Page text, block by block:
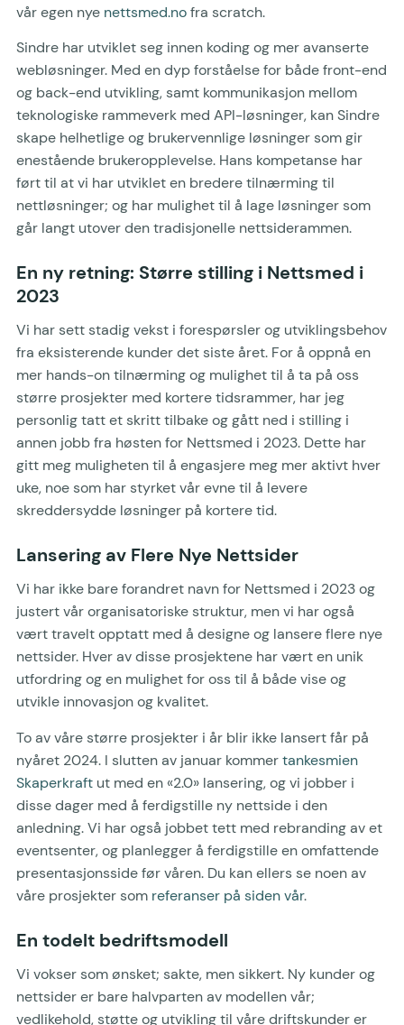
vår egen nye nettsmed.nofra scratch.
Sindre har utviklet seg innen koding og mer avanserte
webløsninger. Med en dyp forståelse for både front-end
og back-end utvikling, samt kommunikasjon mellom
teknologiske rammeverk med API-løsninger, kan Sindre
skape helhetlige og brukervennlige løsninger som gir
enestående brukeropplevelse. Hans kompetanse har
ført til at vi har utviklet en bredere tilnærming til
nettløsninger; og har mulighet til å lage løsninger som
går langt utover den tradisjonelle nettsiderammen.
En ny retning: Større stilling i Nettsmed i
2023
Vi har sett stadig vekst i forespørsler og utviklingsbehov
fra eksisterende kunder det siste året. For å oppnå en
mer hands-on tilnærming og mulighet til å ta på oss
større prosjekter med kortere tidsrammer, har jeg
personlig tatt et skritt tilbake og gått ned i stilling i
annen jobb fra høsten for Nettsmed i 2023. Dette har
gitt meg muligheten til å engasjere meg mer aktivt hver
uke, noe som har styrket vår evne til å levere
skreddersydde løsninger på kortere tid.
Lansering av Flere Nye Nettsider
Vi har ikke bare forandret navn for Nettsmed i 2023 og
justert vår organisatoriske struktur, men vi har også
vært travelt opptatt med å designe og lansere flere nye
nettsider. Hver av disse prosjektene har vært en unik
utfordring og en mulighet for oss til å både vise og
utvikle innovasjon og kvalitet.
To av våre større prosjekter i år blir ikke lansert får på
nyåret 2024. I slutten av januar kommertankesmien
Skaperkraft ut med en «2.0» lansering, og vi jobber i
disse dager med å ferdigstille ny nettside i den
anledning. Vi har også jobbet tett med rebranding av et
eventsenter, og planlegger å ferdigstille en omfattende
presentasjonsside før våren. Du kan ellers se noen av
våre prosjekter som referanser på siden vår.
En todelt bedriftsmodell
Vi vokser som ønsket; sakte, men sikkert. Ny kunder og
nettsider er bare halvparten av modellen vår;
vedlikehold, støtte og utvikling til våre driftskunder er